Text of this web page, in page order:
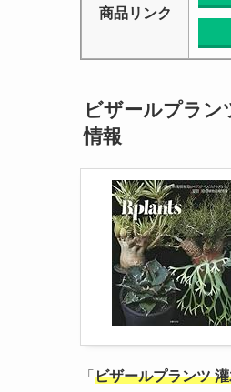
商品リンク
ビザールプラン
情報
「 ビザールプランツ